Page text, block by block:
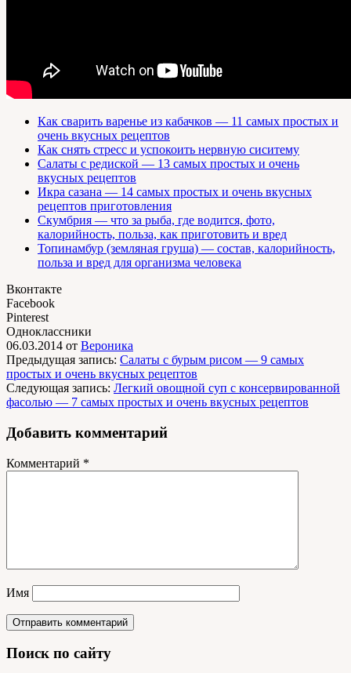
Как сварить варенье из кабачков — 11 самых простых и
очень вкусных рецептов
Как снять стресс и успокоить нервную сиситему
Салаты с редиской — 13 самых простых и очень
вкусных рецептов
Икра сазана — 14 самых простых и очень вкусных
рецептов приготовления
Скумбрия — что за рыба, где водится, фото,
калорийность, польза, как приготовить и вред
Топинамбур (земляная груша) — состав, калорийность,
польза и вред для организма человека
Вконтакте
Facebook
Pinterest
Одноклассники
06.03.2014 от Вероника
Предыдущая запись: Салаты с бурым рисом — 9 самых
простых и очень вкусных рецептов
Следующая запись: Легкий овощной суп с консервированной
фасолью — 7 самых простых и очень вкусных рецептов
Добавить комментарий
Комментарий *
Имя
Поиск по сайту